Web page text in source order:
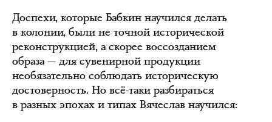
Доспехи, которые Бабкин научился делать
в колонии, были не точной исторической
реконструкцией, а скорее воссозданием
образа — для сувенирной продукции
необязательно соблюдать историческую
достоверность. Но всё-таки разбираться
в разных эпохах и типах Вячеслав научился: